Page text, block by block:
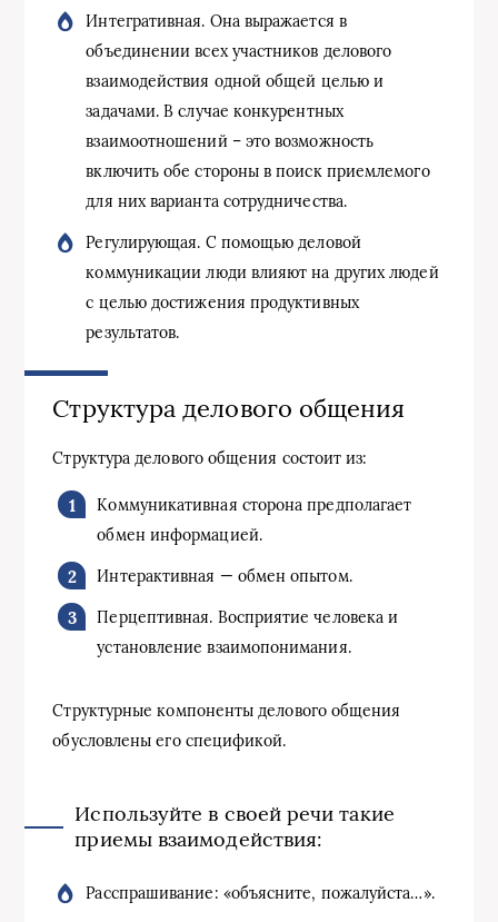
Интегративная. Она выражается в
объединении всех участников делового
взаимодействия одной общей целью и
задачами. В случае конкурентных
взаимоотношений – это возможность
включить обе стороны в поиск приемлемого
для них варианта сотрудничества.
Регулирующая. С помощью деловой
коммуникации люди влияют на других людей
с целью достижения продуктивных
результатов.
Структура делового общения
Структура делового общения состоит из:
Коммуникативная сторона предполагает
обмен информацией.
Интерактивная — обмен опытом.
Перцептивная. Восприятие человека и
установление взаимопонимания.
Структурные компоненты делового общения
обусловлены его спецификой.
Используйте в своей речи такие
приемы взаимодействия:
Расспрашивание: «объясните, пожалуйста…».